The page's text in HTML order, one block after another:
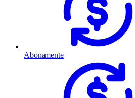
Abonamente